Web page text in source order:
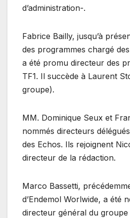
d’administration-.
Fabrice Bailly, jusqu’à
des programmes chargé
a été promu directeur des
TF1. Il succède à Laurent
groupe).
MM. Dominique Seux et
nommés directeurs
des Echos. Ils rejoignent
directeur de la rédaction.
Marco Bassetti,
d’Endemol Worlwide, a été
directeur général du